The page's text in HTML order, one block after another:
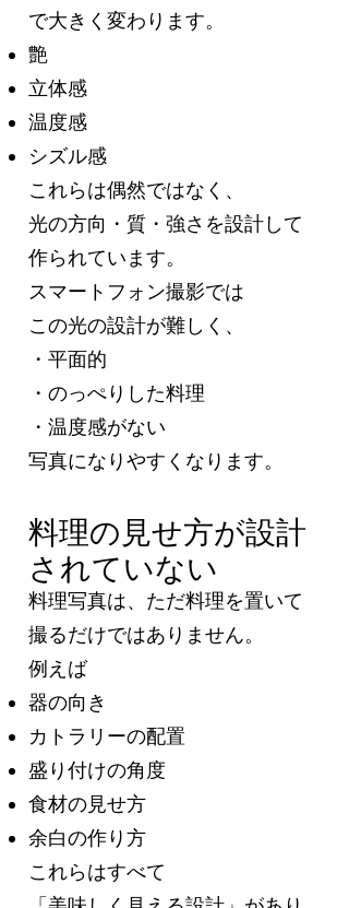
で大きく変わります。
艶
立体感
温度感
シズル感
これらは偶然ではなく、
光の方向・質・強さを設計して
作られています。
スマートフォン撮影では
この光の設計が難しく、
・平面的
・のっぺりした料理
・温度感がない
写真になりやすくなります。
料理の見せ方が設計
されていない
料理写真は、ただ料理を置いて
撮るだけではありません。
例えば
器の向き
カトラリーの配置
盛り付けの角度
食材の見せ方
余白の作り方
これらはすべて